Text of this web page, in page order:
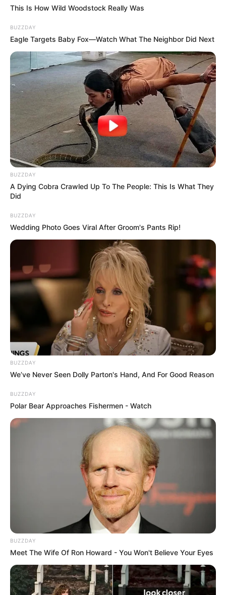
This Is How Wild Woodstock Really Was
BUZZDAY
Eagle Targets Baby Fox—Watch What The Neighbor Did Next
BUZZDAY
A Dying Cobra Crawled Up To The People: This Is What They
Did
BUZZDAY
Wedding Photo Goes Viral After Groom's Pants Rip!
BUZZDAY
We’ve Never Seen Dolly Parton's Hand, And For Good Reason
BUZZDAY
Polar Bear Approaches Fishermen - Watch
BUZZDAY
Meet The Wife Of Ron Howard - You Won't Believe Your Eyes